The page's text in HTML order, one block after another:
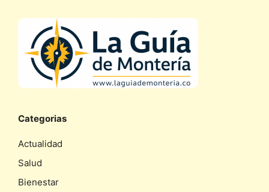
Categorias
Actualidad
Salud
Bienestar